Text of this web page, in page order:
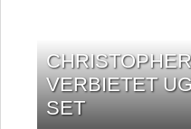
VERBIETET
SET